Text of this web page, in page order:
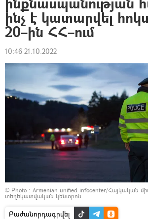
ինչ է կատարվել
20–ին ՀՀ–ում
10:46 21.10.2022
© Photo : Armenian unified infocenter/Հայկական
տեղեկատվական կենտրոն
Բաժանորդագրվել